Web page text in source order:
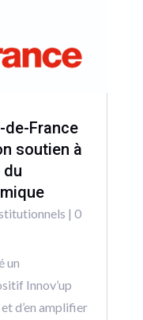
de-France
soutien à
du
| 0
un
Innov’up
d’en amplifier